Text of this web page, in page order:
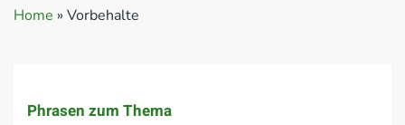
Home » Vorbehalte
Phrasen zum Thema